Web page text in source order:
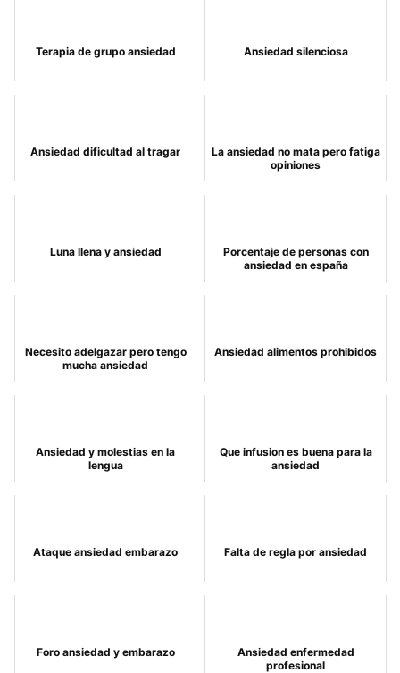
Terapia de grupo ansiedad Ansiedad silenciosa
Ansiedad dificultad al tragar
La ansiedad no mata pero fatiga
opiniones
Luna llena y ansiedad
Porcentaje de personas con
ansiedad en españa
Necesito adelgazar pero tengo
mucha ansiedad
Ansiedad alimentos prohibidos
Ansiedad y molestias en la
lengua
Que infusion es buena para la
ansiedad
Ataque ansiedad embarazo Falta de regla por ansiedad
Foro ansiedad y embarazo
Ansiedad enfermedad
profesional